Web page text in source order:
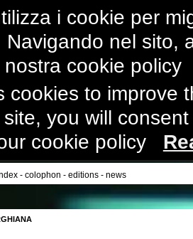
i cookie per
Navigando nel sito,
nostra cookie
cookies to improve
you will
cookie policy
- colophon - editions - news